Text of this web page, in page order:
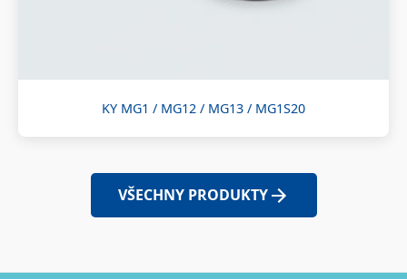
KY MG1 / MG12 / MG13 / MG1S20
VŠECHNY PRODUKTY